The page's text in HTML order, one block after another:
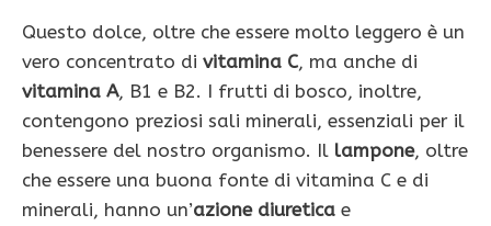
Questo dolce, oltre che essere molto leggero è un
vero concentrato di vitamina C, ma anche di
vitamina A, B1 e B2. I frutti di bosco, inoltre,
contengono preziosi sali minerali, essenziali per il
benessere del nostro organismo. Il lampone, oltre
che essere una buona fonte di vitamina C e di
minerali, hanno un’azione diuretica e